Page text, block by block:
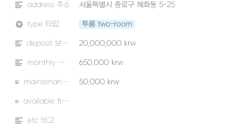
address 주소 서울특별시 종로구 혜화동 5-25
type 타입 투룸 two-room
deposit 보증금 20,000,000 krw
monthly 월세 650,000 krw
maintenance fee 관리비 50,000 krw
available from 입주 가능 날짜
etc 비고